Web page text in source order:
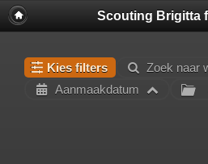
Scouting Brigitta
Kies filters
Zoek naar
Aanmaakdatum